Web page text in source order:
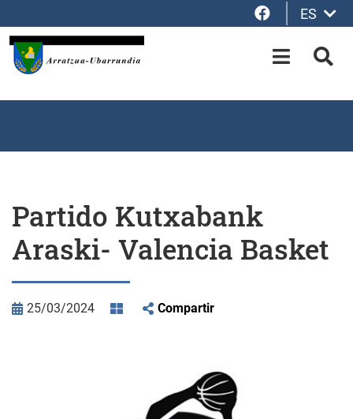
Facebook
ES
OPEN-
Partido Kutxabank
Araski- Valencia Basket
25/03/2024 Compartir